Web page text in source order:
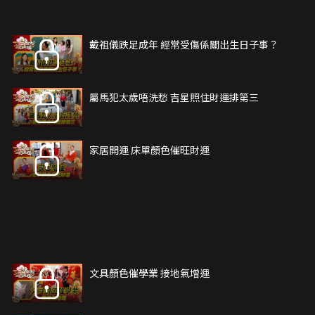
戴祖儀跌足成年 經常受傷係關出生日子事？
屬馬犯太歲唔洗愁 吉星照住財運排第三
家居開運 床單顏色催旺財運
文具顏色催學業 接地氣增運